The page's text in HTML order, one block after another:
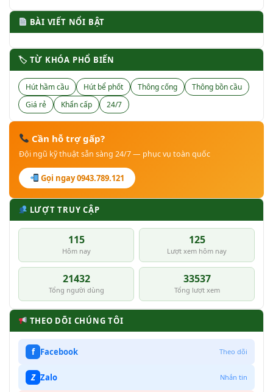
BÀI VIẾT NỔI BẬT
🏷 TỪ KHÓA PHỔ BIẾN
Hút hầm cầu Hút bể phốt Thông cống
Thông bồn cầu
Giá rẻ
Khẩn cấp 24/7
Cần hỗ trợ gấp?
Đội ngũ kỹ thuật sẵn sàng 24/7 — phục vụ toàn quốc
Gọi ngay 0943.789.121
LƯỢT TRUY CẬP
115
Hôm nay
125
Lượt xem hôm nay
21432
Tổng người dùng
33537
Tổng lượt xem
THEO DÕI CHÚNG TÔI
f Facebook Theo dõi
Z Zalo Nhắn tin